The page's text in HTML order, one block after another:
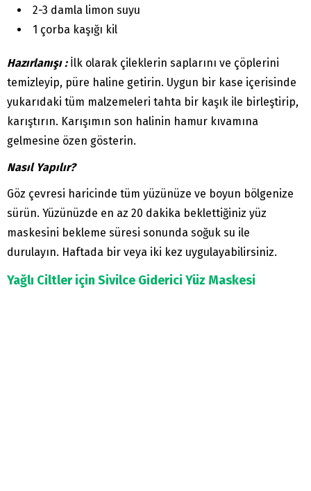
2-3 damla limon suyu
1 çorba kaşığı kil
Hazırlanışı : İlk olarak çileklerin saplarını ve çöplerini
temizleyip, püre haline getirin. Uygun bir kase içerisinde
yukarıdaki tüm malzemeleri tahta bir kaşık ile birleştirip,
karıştırın. Karışımın son halinin hamur kıvamına
gelmesine özen gösterin.
Nasıl Yapılır?
Göz çevresi haricinde tüm yüzünüze ve boyun bölgenize
sürün. Yüzünüzde en az 20 dakika beklettiğiniz yüz
maskesini bekleme süresi sonunda soğuk su ile
durulayın. Haftada bir veya iki kez uygulayabilirsiniz.
Yağlı Ciltler için Sivilce Giderici Yüz Maskesi